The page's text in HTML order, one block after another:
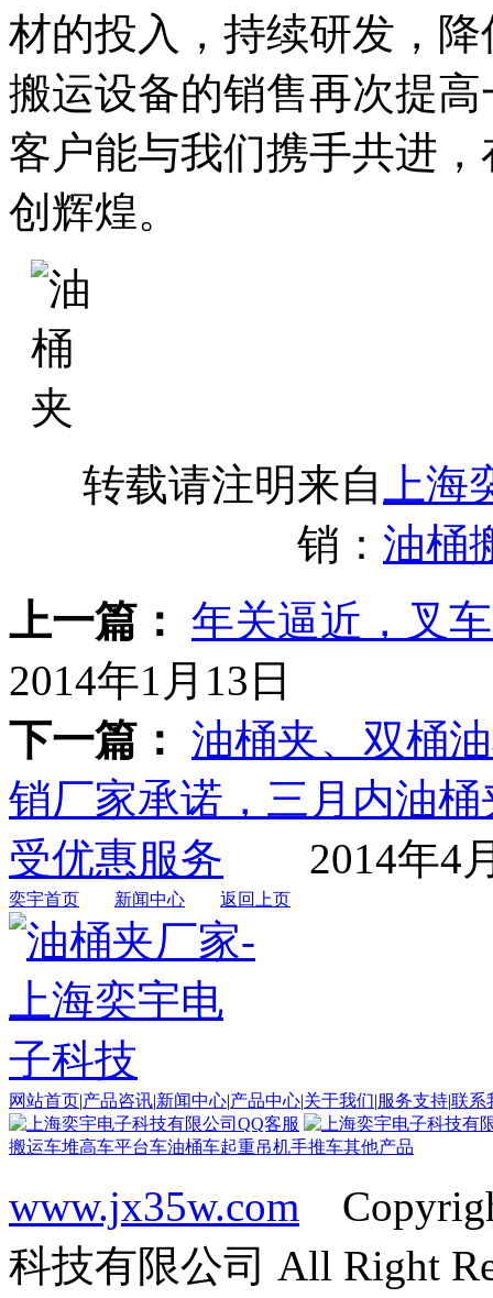
材的投入，持续研发，
搬运设备的销售再次提
客户能与我们携手共进
创辉煌。
转载请注明来自
上
销： 油桶
上一篇： 年关逼近，叉
2014年1月13日
下一篇： 油桶夹、双桶
销厂家承诺，三月内油
受优惠服务 2014年4
奕宇首页 新闻中心 返回上页
网站首页|产品咨讯|新闻中心|产品中心|关于我们|服务支持|联系
搬运车堆高车平台车油桶车起重吊机手推车其他产品
www.jx35w.com
科技有限公司 All Right